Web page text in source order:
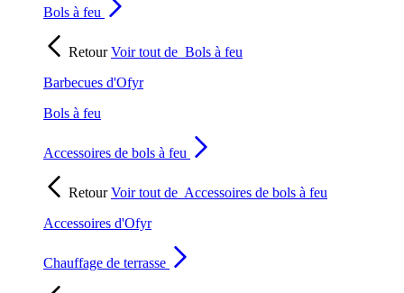
Bols à feu
RetourVoir tout de Bols à feu
Barbecues d'Ofyr
Bols à feu
Accessoires de bols à feu
RetourVoir tout de Accessoires de bols à feu
Accessoires d'Ofyr
Chauffage de terrasse